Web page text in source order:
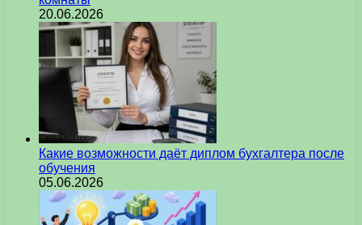
20.06.2026
Какие возможности даёт диплом бухгалтера после
обучения
05.06.2026